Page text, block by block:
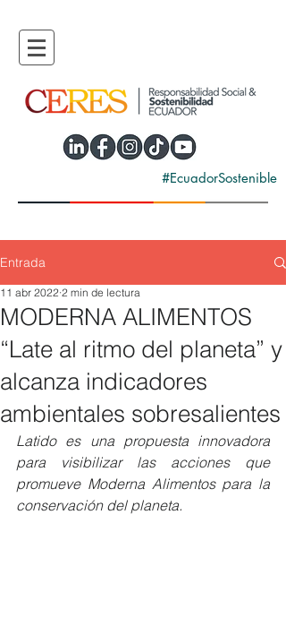
#EcuadorSostenible
Entrada
MODERNA ALIMENTOS
“Late al ritmo del planeta” y
alcanza indicadores
ambientales sobresalientes
11 abr 2022 2 min de lectura
Latido es una propuesta innovadora
para visibilizar las acciones que
promueve Moderna Alimentos para la
conservación del planeta.